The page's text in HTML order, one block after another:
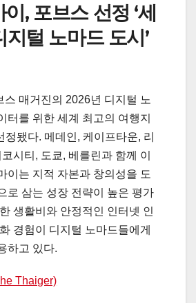
, 포브스 선정 ‘세
털 노마드 도시’
스 매거진의 2026년 디지털 노
터를 위한 세계 최고의 여행지
정됐다. 메데인, 케이프타운, 리
시티, 도쿄, 베를린과 함께 이
이는 지적 자본과 창의성을 도
로 삼는 성장 전략이 높은 평가
생활비와 안정적인 인터넷 인
경험이 디지털 노마드들에게
하고 있다.
Thaiger)